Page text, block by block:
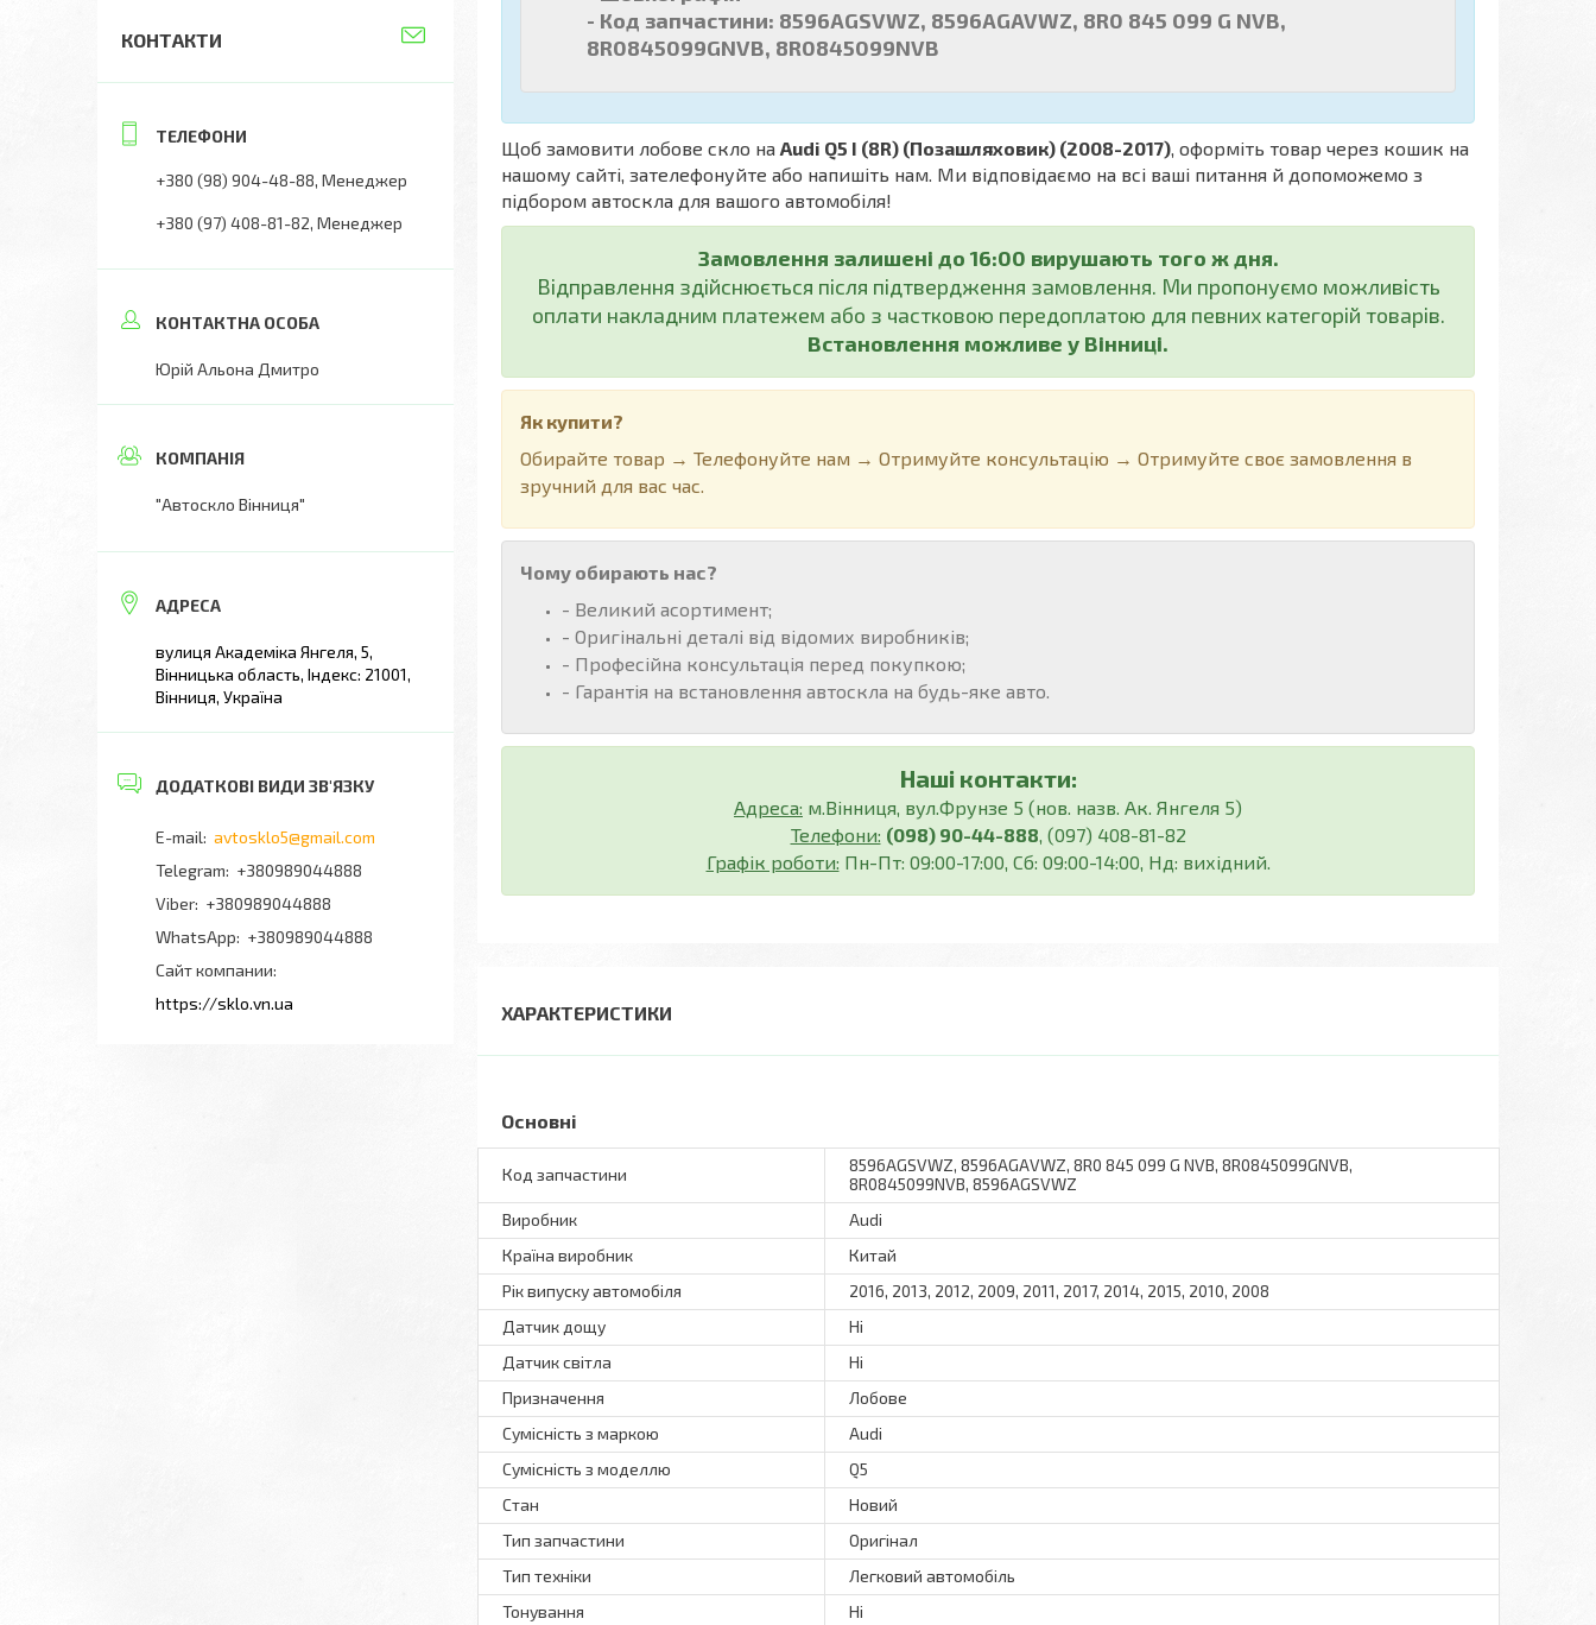
- Код запчастини: 8596AGSVWZ, 8596AGAVWZ, 8R0 845 099 G NVB,
8R0845099GNVB, 8R0845099NVB
Щоб замовити лобове скло на Audi Q5 I (8R) (Позашляховик) (2008-2017), оформіть товар через кошик на
нашому сайті, зателефонуйте або напишіть нам. Ми відповідаємо на всі ваші питання й допоможемо з
підбором автоскла для вашого автомобіля!
Замовлення залишені до 16:00 вирушають того ж дня.
Відправлення здійснюється після підтвердження замовлення. Ми пропонуємо можливість
оплати накладним платежем або з частковою передоплатою для певних категорій товарів.
Встановлення можливе у Вінниці.
Як купити?
Обирайте товар → Телефонуйте нам → Отримуйте консультацію → Отримуйте своє замовлення в
зручний для вас час.
Чому обирають нас?
- Великий асортимент;
- Оригінальні деталі від відомих виробників;
- Професійна консультація перед покупкою;
- Гарантія на встановлення автоскла на будь-яке авто.
Наші контакти:
Адреса: м.Вінниця, вул.Фрунзе 5 (нов. назв. Ак. Янгеля 5)
Телефони: (098) 90-44-888, (097) 408-81-82
Графік роботи: Пн-Пт: 09:00-17:00, Сб: 09:00-14:00, Нд: вихідний.
ХАРАКТЕРИСТИКИ
Основні
Код запчастини
8596AGSVWZ, 8596AGAVWZ, 8R0 845 099 G NVB, 8R0845099GNVB,
8R0845099NVB, 8596AGSVWZ
Виробник
Audi
Країна виробник
Китай
Рік випуску автомобіля
2016, 2013, 2012, 2009, 2011, 2017, 2014, 2015, 2010, 2008
Датчик дощу
Ні
Датчик світла
Ні
Призначення
Лобове
Сумісність з маркою
Audi
Сумісність з моделлю
Q5
Стан
Новий
Тип запчастини
Оригінал
Тип техніки
Легковий автомобіль
Тонування
Ні
КОНТАКТИ
+380 (98) 904-48-88 Менеджер
+380 (97) 408-81-82 Менеджер
Юрій Альона Дмитро
"Автоскло Вінниця"
вулиця Академіка Янгеля, 5,
Вінницька область, Індекс: 21001,
Вінниця, Україна
avtosklo5@gmail.com
+380989044888
+380989044888
+380989044888
Сайт компании
https://sklo.vn.ua